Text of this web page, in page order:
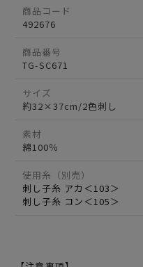
商品コード
492676
商品番号
TG-SC671
サイズ
約32×37cm/2色刺し
素材
綿100％
使用糸（別売）
刺し子糸 アカ＜103＞
刺し子糸 コン＜105＞